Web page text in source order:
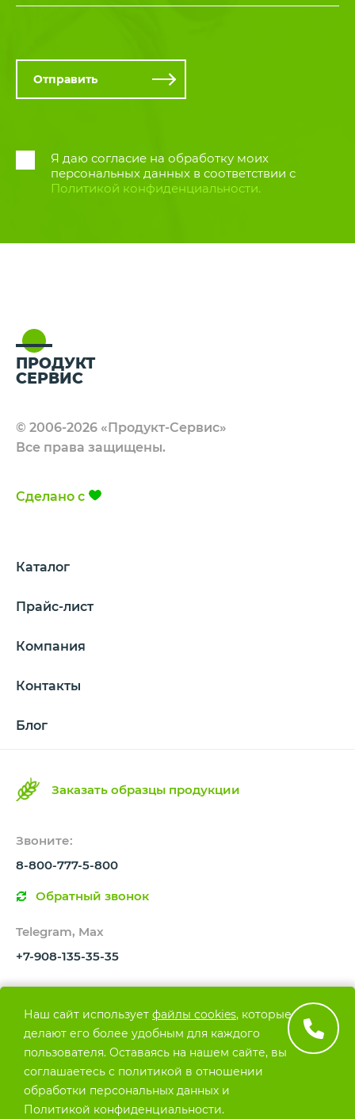
Я даю согласие на обработку моих
персональных данных в соответствии с
Политикой конфиденциальности.
ПРОДУКТ
СЕРВИС
© 2006-2026 «Продукт-Сервис»
Все права защищены.
Сделано с
Каталог
Прайс-лист
Компания
Контакты
Блог
Заказать образцы продукции
Звоните:
8-800-777-5-800
Обратный звонок
Telegram, Max
+7-908-135-35-35
Пишите:
info@product-service.ru
Наш сайт использует файлы cookies, которые
делают его более удобным для каждого
пользователя. Оставаясь на нашем сайте, вы
соглашаетесь с политикой в отношении
обработки персональных данных и
Политикой конфиденциальности.